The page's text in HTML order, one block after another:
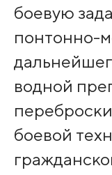
боевую
понтонно-
водной
боевой